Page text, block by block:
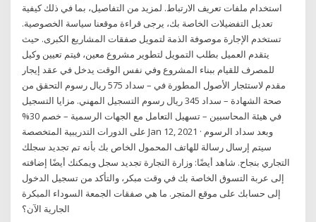
استخدام ملفات تعريف الارتباط. لمزيد من التفاصيل، بما في ذلك كيفية
تعديل التفضيلات الخاصة بك، يرجى قراءة موقعنا سياسة الخصوصية.
تستخدم الإجارة موصوفة الذمة لتمويل صفقات المشاريع الكبرى. حيث
يتقدم العميل بطلب التمويل لتطوير مشروع معين، فيتم تعيين وكيل
للمصرف للقيام ببناء المشروع وفي نفس الوقت يدخل في عقد إيجار
مقدم لاستئجار الأصول المطورة في – سداد 575 ريال رسوم التحقق من
صحة الشهادة – سداد 345 ريال رسوم التسجيل المهني. مزايا التسجيل
في هيئة المحاسبين – تسهيل التعامل مع الجهات الرسمية – خصم 30%
على الدورات التدريبية المتخصصة Jan 12, 2021 · وبعد سداد الرسوم
سيتم إرسال رسالة للهاتف المحمول الخاص بك بأنه تم تجديد سجلك
التجاري بنجاح. شاهد أيضًا: وزارة التجارة تجديد سجل ويمكنك أيضًا إضافته
إلى عربة التسوق الخاصة بك في وقت مبكر، والتأكد من تسجيل الدخول
إلى حسابك على موقع المتجر. ما هي صفقات الجمعة السوداء المبكرة
الجارية الآن؟